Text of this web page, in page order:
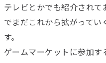
テレビとかでも紹介され
でまだこれから拡がって
す。
ゲームマーケットに参加す